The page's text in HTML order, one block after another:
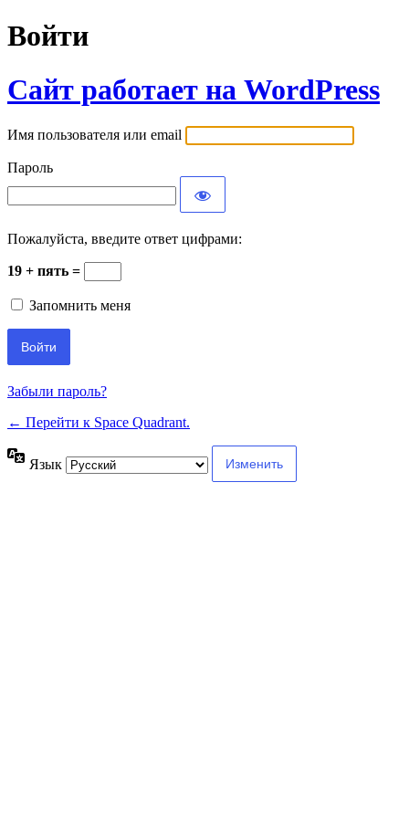
Войти
Сайт работает на WordPress
Имя пользователя или email
Пароль
Пожалуйста, введите ответ цифрами:
19 + пять =
Запомнить меня
Забыли пароль?
← Перейти к Space Quadrant.
Язык